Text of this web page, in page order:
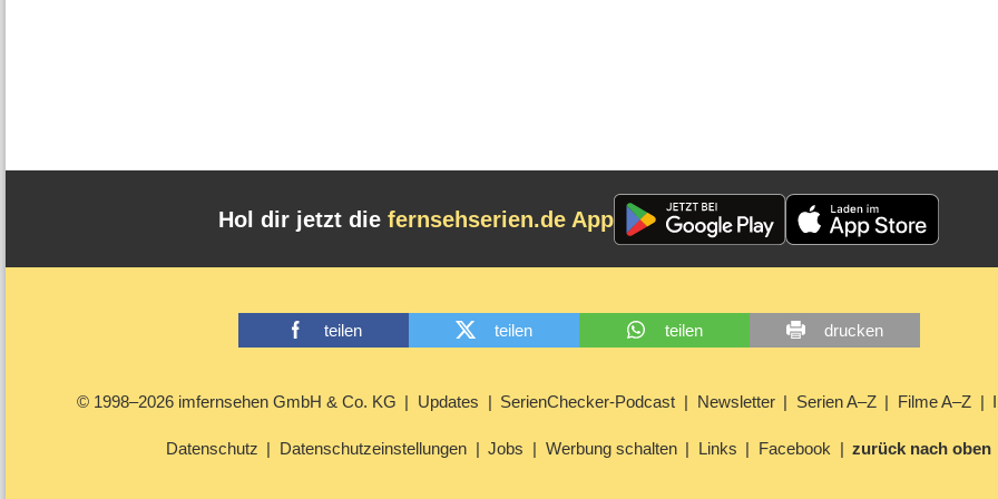
Hol dir jetzt die fernsehserien.de App
teilen teilen teilen drucken
© 1998–2026 imfernsehen GmbH & Co. KG Updates SerienChecker-Podcast Newsletter Serien A–Z Filme A–Z
Datenschutz Datenschutzeinstellungen Jobs Werbung schalten Links Facebook zurück nach oben